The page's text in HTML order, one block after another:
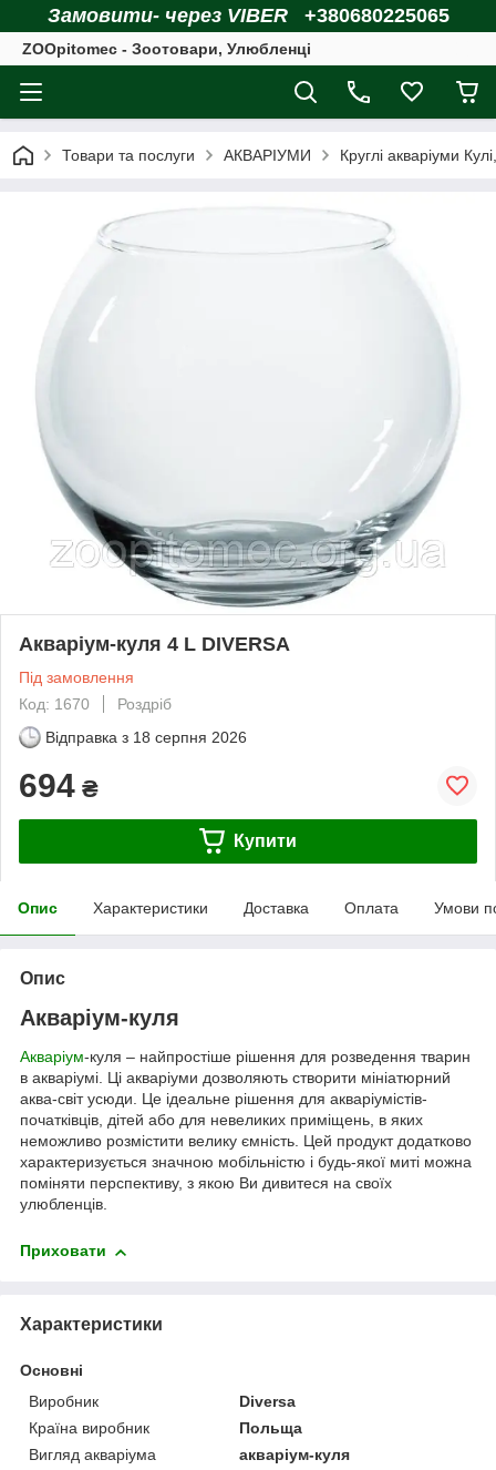
Замовити- через VIBER +380680225065
ZOOpitomec - Зоотовари, Улюбленці
Товари та послуги АКВАРІУМИ Круглі акваріуми
Акваріум-куля 4 L DIVERSA
Під замовлення
Код: 1670
Роздріб
Відправка з 18 серпня 2026
694 ₴
Купити
Опис Характеристики Доставка Оплата Умови
Опис
Акваріум-куля
Акваріум-куля – найпростіше рішення для розведення тварин
в акваріумі. Ці акваріуми дозволяють створити мініатюрний
аква-світ усюди. Це ідеальне рішення для акваріумістів-
початківців, дітей або для невеликих приміщень, в яких
неможливо розмістити велику ємність. Цей продукт додатково
характеризується значною мобільністю і будь-якої миті можна
поміняти перспективу, з якою Ви дивитеся на своїх
улюбленців.
Приховати
Характеристики
Основні
Виробник
Diversa
Країна виробник
Польща
Вигляд акваріума
акваріум-куля